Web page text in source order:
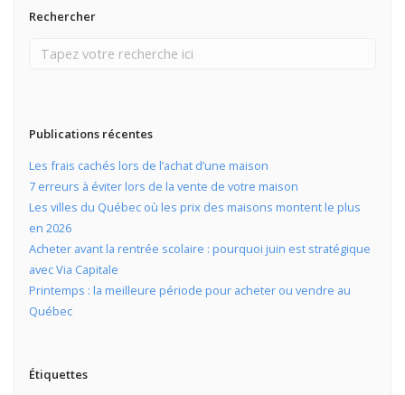
Rechercher
Publications récentes
Les frais cachés lors de l’achat d’une maison
7 erreurs à éviter lors de la vente de votre maison
Les villes du Québec où les prix des maisons montent le plus
en 2026
Acheter avant la rentrée scolaire : pourquoi juin est stratégique
avec Via Capitale
Printemps : la meilleure période pour acheter ou vendre au
Québec
Étiquettes